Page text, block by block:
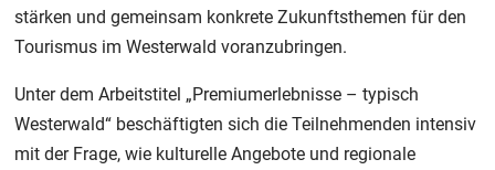
stärken und gemeinsam konkrete Zukunftsthemen für den
Tourismus im Westerwald voranzubringen.
Unter dem Arbeitstitel „Premiumerlebnisse – typisch
Westerwald“ beschäftigten sich die Teilnehmenden intensiv
mit der Frage, wie kulturelle Angebote und regionale